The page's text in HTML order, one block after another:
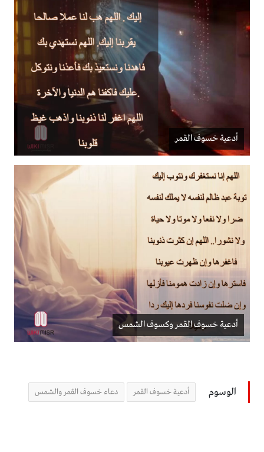
أدعية خسوف القمر
أدعية خسوف القمر وكسوف الشمس
الوسوم أدعية خسوف القمر دعاء خسوف القمر والشمس